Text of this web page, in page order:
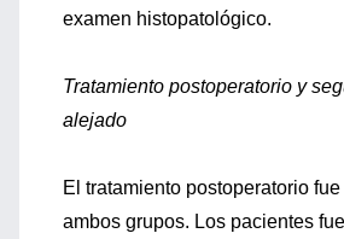
examen histopatológico.
Tratamiento postoperatorio y
alejado
El tratamiento postoperatorio
ambos grupos. Los pacientes